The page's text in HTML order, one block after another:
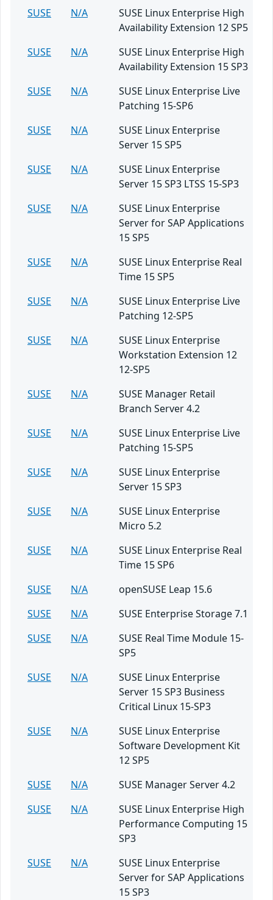
SUSE N/A
SUSE Linux Enterprise High
Availability Extension 12 SP5
SUSE
N/A
SUSE Linux Enterprise High
Availability Extension 15 SP3
SUSE
N/A
SUSE Linux Enterprise Live
Patching 15-SP6
SUSE
N/A
SUSE Linux Enterprise
Server 15 SP5
SUSE
N/A
SUSE Linux Enterprise
Server 15 SP3 LTSS 15-SP3
SUSE
N/A
SUSE Linux Enterprise
Server for SAP Applications
15 SP5
SUSE
N/A
SUSE Linux Enterprise Real
Time 15 SP5
SUSE
N/A
SUSE Linux Enterprise Live
Patching 12-SP5
SUSE
N/A
SUSE Linux Enterprise
Workstation Extension 12
12-SP5
SUSE
N/A
SUSE Manager Retail
Branch Server 4.2
SUSE
N/A
SUSE Linux Enterprise Live
Patching 15-SP5
SUSE
N/A
SUSE Linux Enterprise
Server 15 SP3
SUSE
N/A
SUSE Linux Enterprise
Micro 5.2
SUSE
N/A
SUSE Linux Enterprise Real
Time 15 SP6
SUSE
N/A
openSUSE Leap 15.6
SUSE
N/A
SUSE Enterprise Storage 7.1
SUSE
N/A
SUSE Real Time Module 15-
SP5
SUSE
N/A
SUSE Linux Enterprise
Server 15 SP3 Business
Critical Linux 15-SP3
SUSE
N/A
SUSE Linux Enterprise
Software Development Kit
12 SP5
SUSE
N/A
SUSE Manager Server 4.2
SUSE
N/A
SUSE Linux Enterprise High
Performance Computing 15
SP3
SUSE
N/A
SUSE Linux Enterprise
Server for SAP Applications
15 SP3